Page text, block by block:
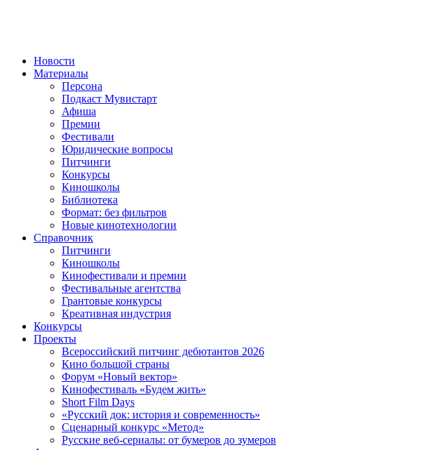
Новости
Материалы
Персона
Подкаст Мувистарт
Афиша
Премии
Фестивали
Юридические вопросы
Питчинги
Конкурсы
Киношколы
Библиотека
Формат: без фильтров
Новые кинотехнологии
Справочник
Питчинги
Киношколы
Кинофестивали и премии
Фестивальные агентства
Грантовые конкурсы
Креативная индустрия
Конкурсы
Проекты
Всероссийский питчинг дебютантов 2026
Кино большой страны
Форум «Новый вектор»
Кинофестиваль «Будем жить»
Short Film Days
«Русский док: история и современность»
Сценарный конкурс «Метод»
Русские веб-сериалы: от бумеров до зумеров